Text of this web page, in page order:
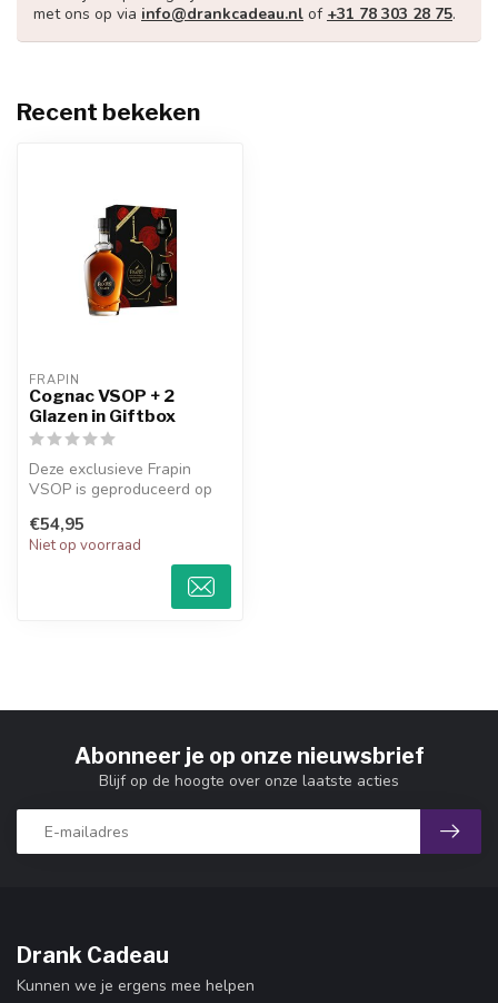
met ons op via info@drankcadeau.nl of +31 78 303 28 75.
Recent bekeken
FRAPIN
Cognac VSOP + 2
Glazen in Giftbox
Deze exclusieve Frapin
VSOP is geproduceerd op
van Co...
€54,95
Niet op voorraad
Abonneer je op onze nieuwsbrief
Blijf op de hoogte over onze laatste acties
Drank Cadeau
Kunnen we je ergens mee helpen